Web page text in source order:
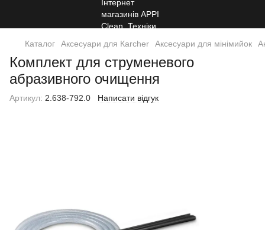
Каталог Аксесуари для Кarcher Аксесуари для мінімийок
Комплект для струменевого
абразивного очищення
Артикул: 2.638-792.0 Написати відгук